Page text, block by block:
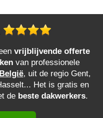
vrijblijvende offerte
van professionele
België, uit de regio Gent,
Het is gratis en
de beste dakwerkers.